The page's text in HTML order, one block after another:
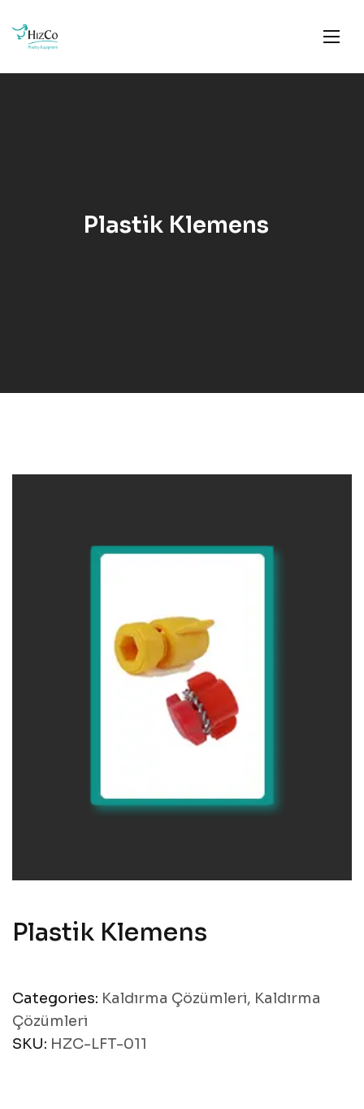
Plastik Klemens
Plastik Klemens
Categories: Kaldırma Çözümleri, Kaldırma
Çözümleri
SKU: HZC-LFT-011